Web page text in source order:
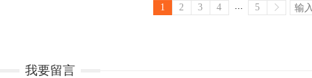
1 2 3 4 ... 5
我要留言